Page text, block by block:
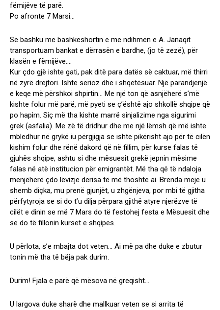
fëmijëve të parë.
Po afronte 7 Marsi…
Së bashku me bashkëshortin e me ndihmën e A. Janaqit
transportuam bankat e dërrasën e bardhe, (jo të zezë), për
klasën e fëmijëve….
Kur çdo gjë ishte gati, pak ditë para datës së caktuar, më thirri
në zyrë drejtori. Ishte serioz dhe i shqetësuar. Një parandjenjë
e keqe më përshkoi shpirtin… Me një ton që asnjëherë s’më
kishte folur më parë, më pyeti se ç’është ajo shkollë shqipe që
po hapim. Siç më tha kishte marrë sinjalizime nga sigurimi
grek (asfalia). Me zë të dridhur dhe me një lëmsh që më ishte
mbledhur në grykë iu përgjigja se ishte pikërisht ajo për të cilën
kishim folur dhe rënë dakord që në fillim, për kurse falas të
gjuhës shqipe, ashtu si dhe mësuesit grekë jepnin mësime
falas në atë institucion për emigrantët. Më tha që të ndaloja
menjëherë çdo lëvizje derisa të më thoshte ai. Brenda meje u
shemb diçka, mu prenë gjunjët, u zhgënjeva, por mbi të gjitha
përfytyroja se si do t’u dilja përpara gjithë atyre njerëzve të
cilët e dinin se më 7 Mars do të festohej festa e Mësuesit dhe
se do të fillonin kurset e shqipes.
U përlota, s’e mbajta dot veten… Ai më pa dhe duke e zbutur
tonin më tha të bëja pak durim.
Durim! Fjala e parë që mësova në greqisht…
U largova duke sharë dhe mallkuar veten se si arrita të